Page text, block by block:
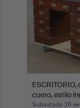
ESCRITORIO,
cuero, estilo
Subastado 26